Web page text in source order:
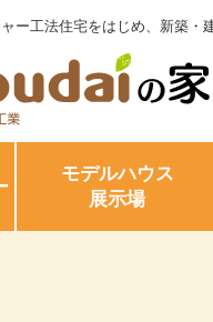
ー工法住宅をはじめ、新築
モデルハウス
展示場